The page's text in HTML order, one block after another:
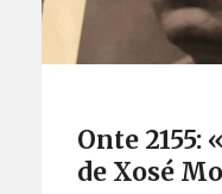
Onte 2155:
de Xosé